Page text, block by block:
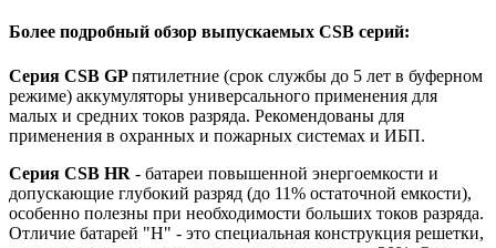
Более подробный обзор выпускаемых CSB серий:
Серия CSB GPпятилетние (срок службы до 5 лет в буферном
режиме) аккумуляторы универсального применения для
малых и средних токов разряда. Рекомендованы для
применения в охранных и пожарных системах и ИБП.
Серия CSB HR - батареи повышенной энергоемкости и
допускающие глубокий разряд (до 11% остаточной емкости),
особенно полезны при необходимости больших токов разряда.
Отличие батарей "H" - это специальная конструкция решетки,